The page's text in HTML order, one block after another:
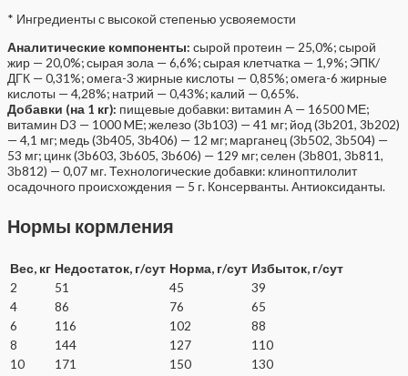
* Ингредиенты с высокой степенью усвояемости
Аналитические компоненты: сырой протеин — 25,0%; сырой
жир — 20,0%; сырая зола — 6,6%; сырая клетчатка — 1,9%; ЭПК/
ДГК — 0,31%; омега-3 жирные кислоты — 0,85%; омега-6 жирные
кислоты — 4,28%; натрий — 0,43%; калий — 0,65%.
Добавки (на 1 кг): пищевые добавки: витамин A — 16500 MЕ;
витамин D3 — 1000 MЕ; железо (3b103) — 41 мг; йод (3b201, 3b202)
— 4,1 мг; медь (3b405, 3b406) — 12 мг; марганец (3b502, 3b504) —
53 мг; цинк (3b603, 3b605, 3b606) — 129 мг; селен (3b801, 3b811,
3b812) — 0,07 мг. Технологические добавки: клиноптилолит
осадочного происхождения — 5 г. Консерванты. Aнтиоксиданты.
Нормы кормления
Вес, кг Недостаток, г/сут Норма, г/сут Избыток, г/сут
2
51 45
39
4
86 76
65
6
116 102
88
8
144 127
110
10
171 150
130